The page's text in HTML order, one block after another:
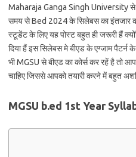
Maharaja Ganga Singh University से
समय से Bed 2024 के सिलेबस का इंतजार
स्टूडेंट के लिए यह पोस्ट बहुत ही जरूरी हैं
दिया हैं इस सिलेबस मे बीएड के एग्जाम पैटर्न
भी MGSU से बीएड का कोर्स कर रहें है तो
चाहिए जिससे आपको तयारी करने में बहुत
MGSU b.ed 1st Year